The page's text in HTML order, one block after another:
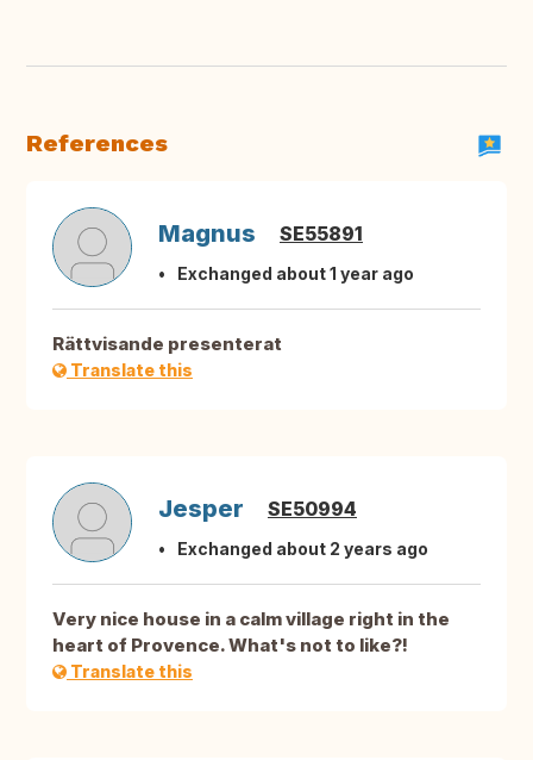
References
Magnus SE55891
Exchanged about 1 year ago
Rättvisande presenterat
Translate this
Jesper SE50994
Exchanged about 2 years ago
Very nice house in a calm village right in the
heart of Provence. What's not to like?!
Translate this